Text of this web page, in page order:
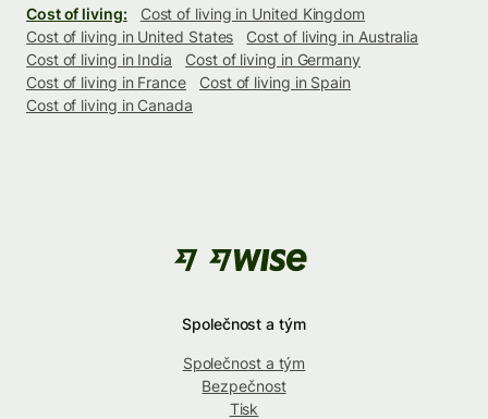
Cost of living:
Cost of living in United Kingdom
Cost of living in United States
Cost of living in Australia
Cost of living in India
Cost of living in Germany
Cost of living in France
Cost of living in Spain
Cost of living in Canada
Společnost a tým
Společnost a tým
Bezpečnost
Tisk